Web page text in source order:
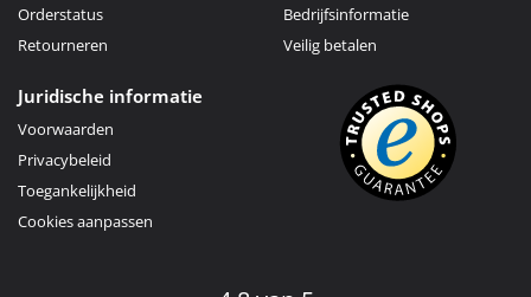
Orderstatus
Retourneren
Bedrijfsinformatie
Veilig betalen
Juridische informatie
Voorwaarden
Privacybeleid
Toegankelijkheid
Cookies aanpassen